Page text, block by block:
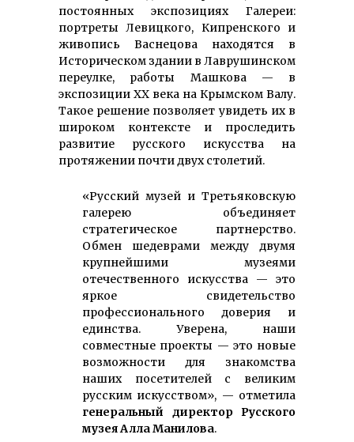
постоянных экспозициях Галереи:
портреты Левицкого, Кипренского и
живопись Васнецова находятся в
Историческом здании в Лаврушинском
переулке, работы Машкова — в
экспозиции ХХ века на Крымском Валу.
Такое решение позволяет увидеть их в
широком контексте и проследить
развитие русского искусства на
протяжении почти двух столетий.
«Русский музей и Третьяковскую
галерею объединяет
стратегическое партнерство.
Обмен шедеврами между двумя
крупнейшими музеями
отечественного искусства — это
яркое свидетельство
профессионального доверия и
единства. Уверена, наши
совместные проекты — это новые
возможности для знакомства
наших посетителей с великим
русским искусством», — отметила
генеральный директор Русского
музея Алла Манилова.